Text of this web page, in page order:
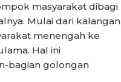
masyarakat dibagi
Mulai dari kalangan
menengah ke
Hal ini
bagian golongan